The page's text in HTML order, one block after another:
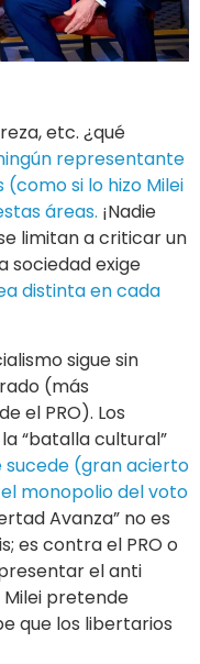
etc. ¿qué
representante
si lo hizo Milei
áreas. ¡Nadie
limitan a criticar un
sociedad exige
distinta en cada
sigue sin
(más
el PRO). Los
“batalla cultural”
sucede (gran acierto
monopolio del voto
Avanza” no es
es contra el PRO o
el anti
Milei pretende
que los libertarios